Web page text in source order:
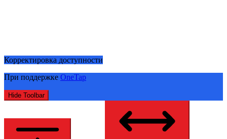
Корректировка доступности
При поддержке OneTap
Hide Toolbar